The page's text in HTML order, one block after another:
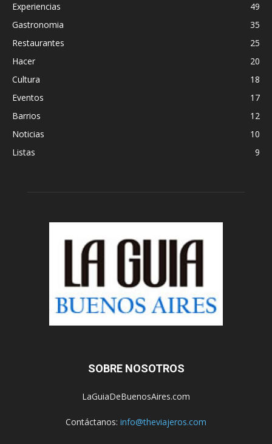
Experiencias
49
Gastronomia
35
Restaurantes
25
Hacer
20
Cultura
18
Eventos
17
Barrios
12
Noticias
10
Listas
9
SOBRE NOSOTROS
LaGuiaDeBuenosAires.com
Contáctanos: info@theviajeros.com